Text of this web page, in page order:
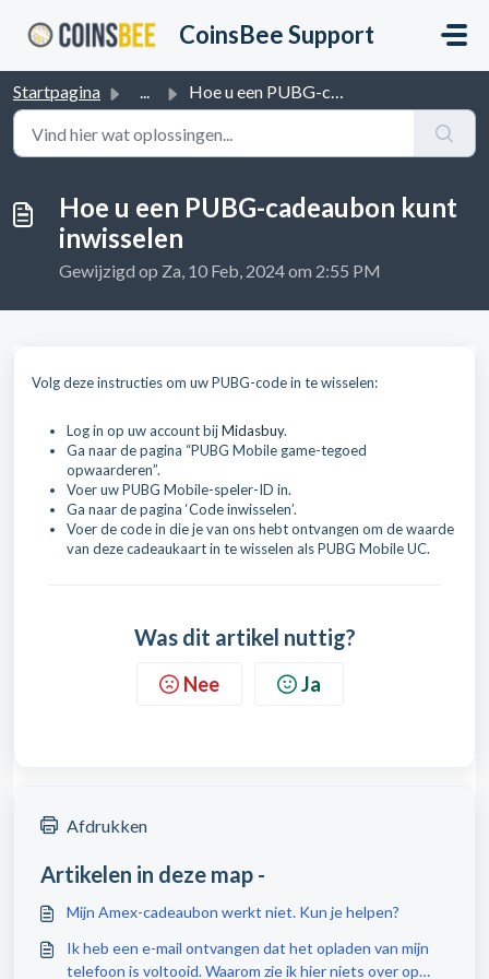
CoinsBee Support
Startpagina ... Hoe u een PUBG-cadeaubon kunt inwisselen
Hoe u een PUBG-cadeaubon kunt
inwisselen
Gewijzigd op Za, 10 Feb, 2024 om 2:55 PM
Volg deze instructies om uw PUBG-code in te wisselen:
Log in op uw account bijMidasbuy.
Ga naar de pagina “PUBG Mobile game-tegoed
opwaarderen”.
Voer uw PUBG Mobile-speler-ID in.
Ga naar de pagina ‘Code inwisselen’.
Voer de code in die je van ons hebt ontvangen om de waarde
van deze cadeaukaart in te wisselen als PUBG Mobile UC.
Was dit artikel nuttig?
Nee Ja
Afdrukken
Artikelen in deze map -
Mijn Amex-cadeaubon werkt niet. Kun je helpen?
Ik heb een e-mail ontvangen dat het opladen van mijn
telefoon is voltooid. Waarom zie ik hier niets over op